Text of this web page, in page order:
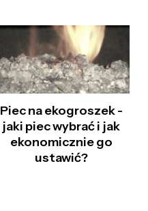
Piec na ekogroszek -
jaki piec wybrać i jak
ekonomicznie go
ustawić?